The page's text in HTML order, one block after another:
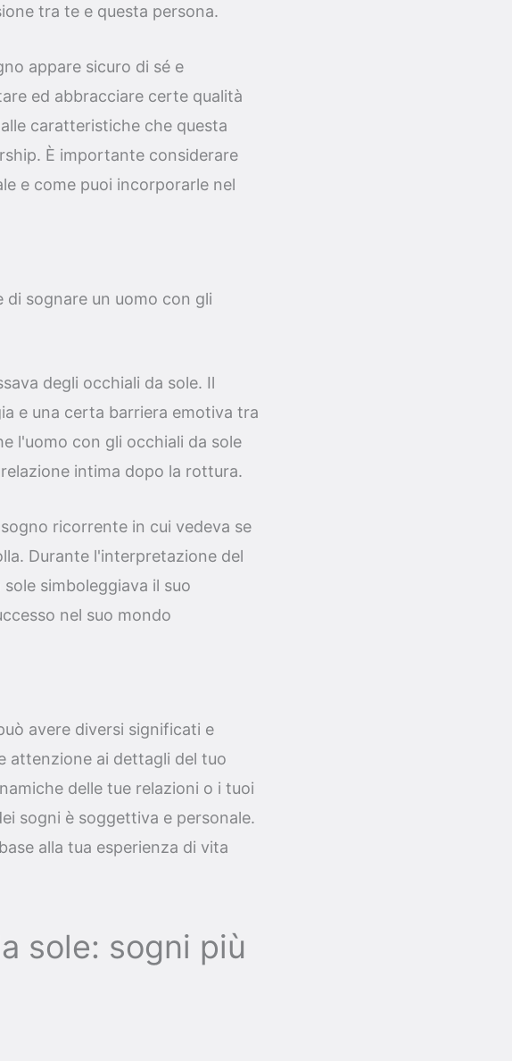
tra te e questa persona.
appare sicuro di sé e
ed abbracciare certe qualità
caratteristiche che questa
È importante considerare
e come puoi incorporarle nel
sognare un uomo con gli
degli occhiali da sole. Il
e una certa barriera emotiva tra
l'uomo con gli occhiali da sole
intima dopo la rottura.
ricorrente in cui vedeva se
Durante l'interpretazione del
simboleggiava il suo
nel suo mondo
avere diversi significati e
attenzione ai dettagli del tuo
delle tue relazioni o i tuoi
sogni è soggettiva e personale.
alla tua esperienza di vita
sole: sogni più